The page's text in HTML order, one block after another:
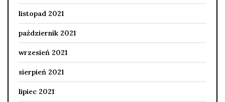
listopad 2021
październik 2021
wrzesień 2021
sierpień 2021
lipiec 2021